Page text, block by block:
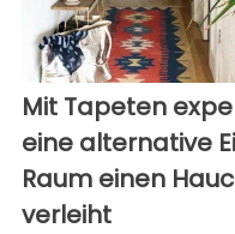
Mit Tapeten
eine alternative
Raum einen
verleiht